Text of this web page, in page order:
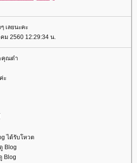
เลยนะคะ
ม 2560 12:29:34 น.
คุณต๋า
ะ
ได้รับโหวต
Blog
Blog